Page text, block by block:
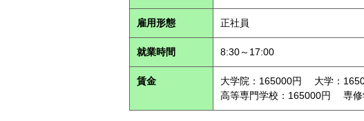
雇用形態 正社員
就業時間 8:30～17:00
賃金
大学院：165000円 大学：
高等専門学校：165000円 専修